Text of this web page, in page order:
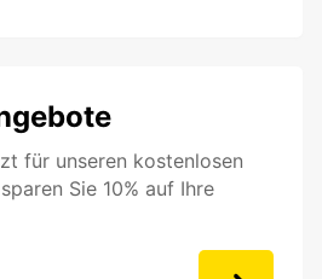
für unseren kostenlosen
Sie 10% auf Ihre